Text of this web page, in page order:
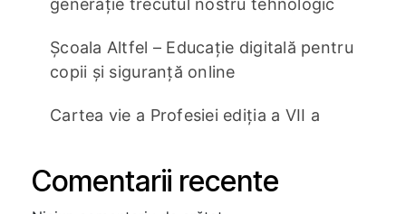
generație trecutul nostru tehnologic
Școala Altfel – Educație digitală pentru
copii și siguranță online
Cartea vie a Profesiei ediția a VII a
Comentarii recente